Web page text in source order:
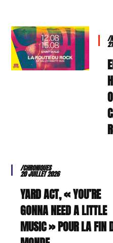
/
/CHRONIQUES
20 JUILLET 2026
YARD ACT, « YOU’RE
GONNA NEED A LITTLE
MUSIC » POUR LA FIN